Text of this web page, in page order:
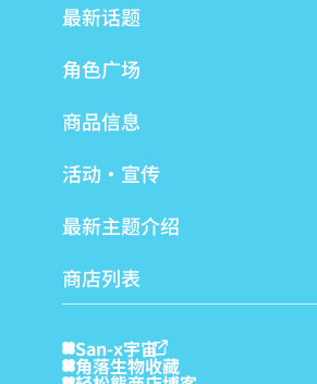
最新话题
角色广场
商品信息
活动・宣传
最新主题介绍
商店列表
San-x宇宙
角落生物收藏